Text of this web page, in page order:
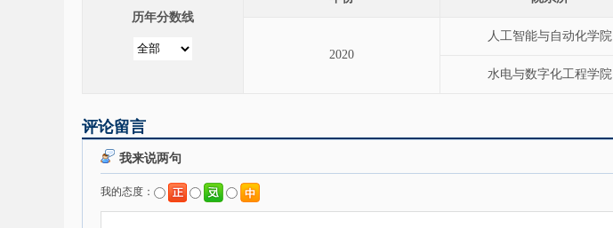
历年分数线
2020
人工智能与自动化学院
水电与数字化工程学院
评论留言